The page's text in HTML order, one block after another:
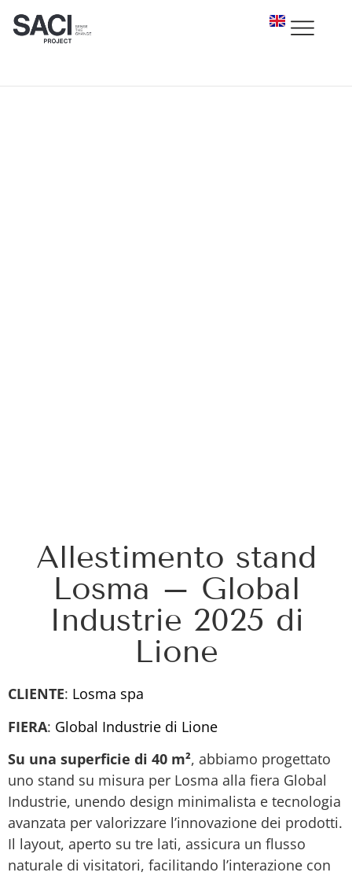
Allestimento stand
Losma – Global
Industrie 2025 di
Lione
CLIENTE: Losma spa
FIERA: Global Industrie di Lione
Su una superficie di 40 m², abbiamo progettato
uno stand su misura per Losma alla fiera Global
Industrie, unendo design minimalista e tecnologia
avanzata per valorizzare l’innovazione dei prodotti.
Il layout, aperto su tre lati, assicura un flusso
naturale di visitatori, facilitando l’interazione con